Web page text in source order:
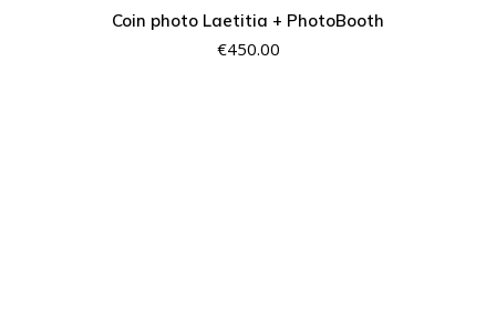
Coin photo Laetitia + PhotoBooth
€450.00